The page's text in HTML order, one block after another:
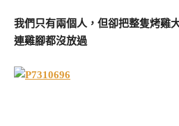
我們只有兩個人，但卻把整隻烤雞
連雞腳都沒放過